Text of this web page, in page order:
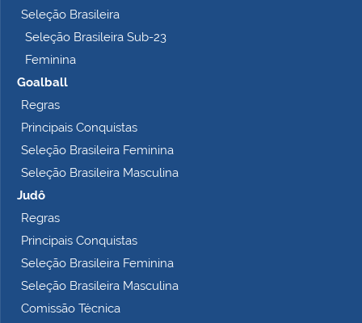
Seleção Brasileira
Seleção Brasileira Sub-23
Feminina
Goalball
Regras
Principais Conquistas
Seleção Brasileira Feminina
Seleção Brasileira Masculina
Judô
Regras
Principais Conquistas
Seleção Brasileira Feminina
Seleção Brasileira Masculina
Comissão Técnica